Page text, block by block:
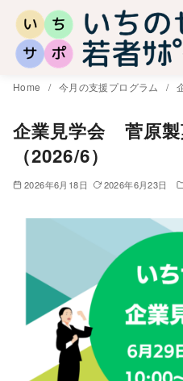
Home 今月の支援プログラム
企業見学会 菅原製
（2026/6）
2026年6月18日 2026年6月23日